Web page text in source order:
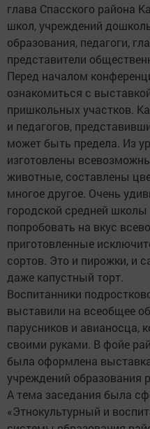
глава Спасского района
школ, учреждений
образования, педагоги,
представители
Перед началом
ознакомиться с
пришкольных участков.
и педагогов,
может быть предела. Из
изготовлены
животные, составлены
многое другое. Очень
городской средней
попробовать на вкус
приготовленные
сортов. Это и пирожки, и
даже капустный торт.
Воспитанники
выставили на всеобщее
парусников и авианосца,
своими руками. В фойе
была оформлена
учреждений образования
А тема заседания была
«Этнокультурный и